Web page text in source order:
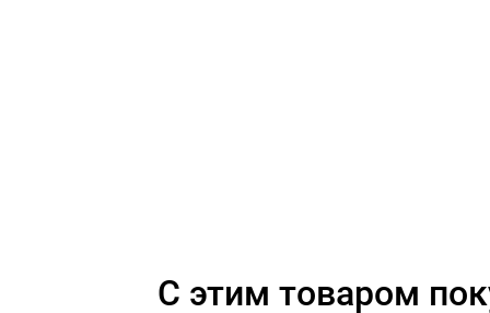
C этим товаром